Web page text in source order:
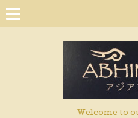
Welcome to